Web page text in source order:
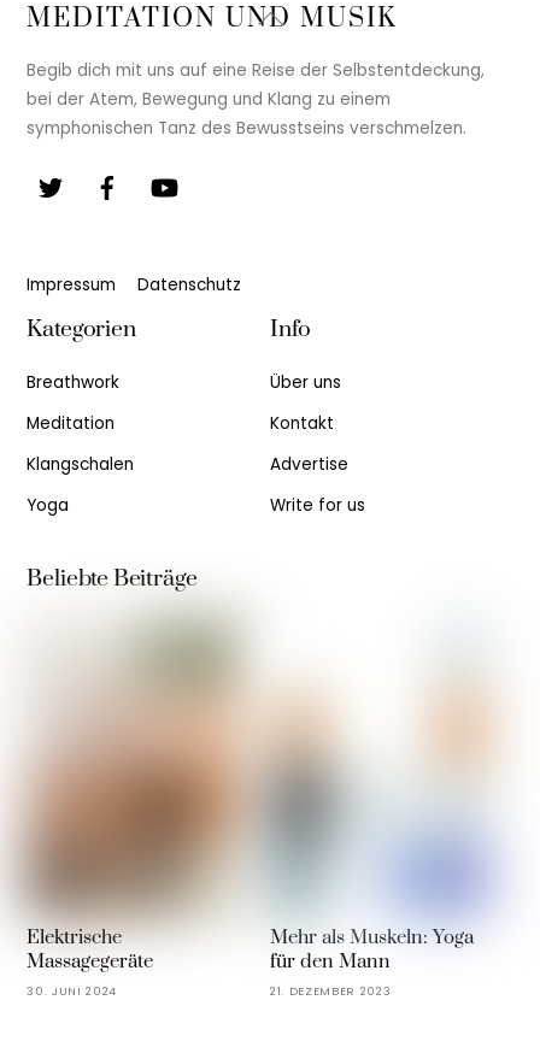
Back
Top
MEDITATION UND MUSIK
Begib dich mit uns auf eine Reise der Selbstentdeckung,
bei der Atem, Bewegung und Klang zu einem
symphonischen Tanz des Bewusstseins verschmelzen.
Impressum Datenschutz
Kategorien
Breathwork
Meditation
Klangschalen
Yoga
Info
Über uns
Kontakt
Advertise
Write for us
Beliebte Beiträge
Elektrische
Massagegeräte
30. JUNI 2024
Mehr als Muskeln: Yoga
für den Mann
21. DEZEMBER 2023